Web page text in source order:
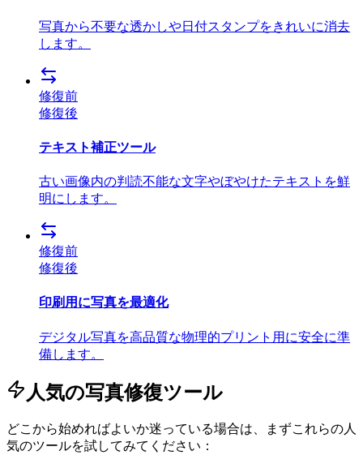
写真から不要な透かしや日付スタンプをきれいに消去
します。
修復前
修復後
テキスト補正ツール
古い画像内の判読不能な文字やぼやけたテキストを鮮
明にします。
修復前
修復後
印刷用に写真を最適化
デジタル写真を高品質な物理的プリント用に安全に準
備します。
人気の写真修復ツール
どこから始めればよいか迷っている場合は、まずこれらの人
気のツールを試してみてください：